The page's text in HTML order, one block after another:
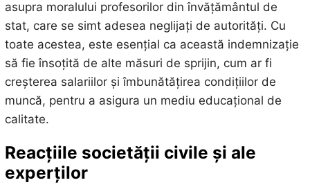
asupra moralului profesorilor din învățământul de
stat, care se simt adesea neglijați de autorități. Cu
toate acestea, este esențial ca această indemnizație
să fie însoțită de alte măsuri de sprijin, cum ar fi
creșterea salariilor și îmbunătățirea condițiilor de
muncă, pentru a asigura un mediu educațional de
calitate.
Reacțiile societății civile și ale
experților